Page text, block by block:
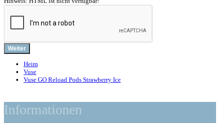
Weiter
Heim
Vuse
Vuse GO Reload Pods Strawberry Ice
Informationen